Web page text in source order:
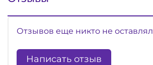
Отзывов еще никто не оставлял
Написать отзыв